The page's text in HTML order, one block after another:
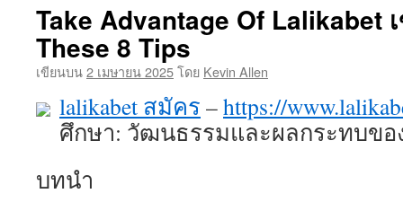
Take Advantage Of Lalikabet
These 8 Tips
เขียนบน2 เมษายน 2025โดย Kevin Allen
lalikabet สมัคร –https://
ศึกษา: วัฒนธรรมและผลกระทบขอ
บทนำ